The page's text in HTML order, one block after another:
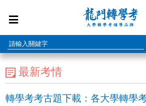
最新考情
轉學考考古題下載：各大學轉學